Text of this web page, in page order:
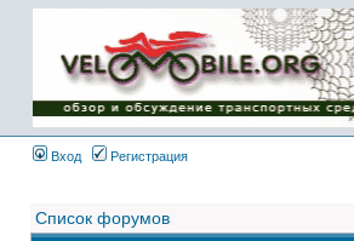
Имя пользователя:
Пароль:
{ LOG_ME_IN_SHORT
}
Вход
Регистрация
Список форумов